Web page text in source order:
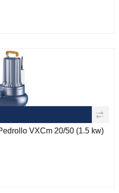
VXCm 20/50 (1.5 kw)